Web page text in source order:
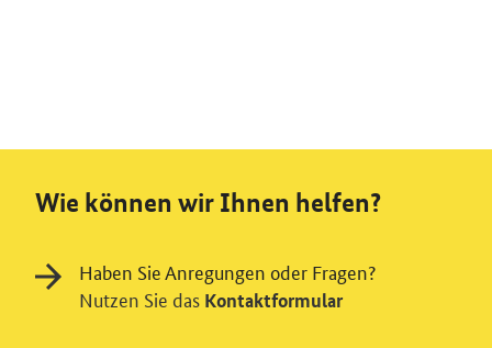
Wie können wir Ihnen helfen?
Haben Sie Anregungen oder Fragen?
Nutzen Sie das Kontaktformular